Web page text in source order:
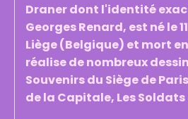
Draner dont l'identité
Georges Renard, est né le
Liège (Belgique) et mort en
réalise de nombreux
Souvenirs du Siège de
de la Capitale, Les